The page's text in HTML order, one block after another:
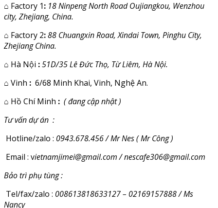
⌂ Factory 1: 18 Ninpeng North Road Oujiangkou, Wenzhou
city, Zhejiang, China.
⌂ Factory 2:88 Chuangxin Road, Xindai Town, Pinghu City,
Zhejiang China.
⌂ Hà Nội :51D/35 Lê Đức Thọ, Từ Liêm, Hà Nội.
⌂ Vinh : 6/68 Minh Khai, Vinh, Nghệ An.
⌂ Hồ Chí Minh : ( đang cập nhật )
Tư vấn dự án :
Hotline/zalo : 0943.678.456 / Mr Nes ( Mr Công )
Email : vietnamjimei@gmail.com / nescafe306@gmail.com
Bảo trì phụ tùng :
Tel/fax/zalo : 008613818633127 – 02169157888 / Ms
Nancy